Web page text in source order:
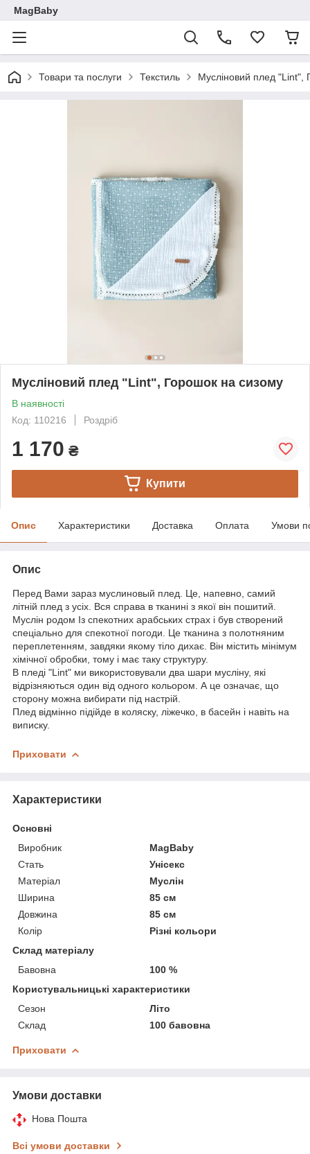
MagBaby
Товари та послуги Текстиль Мусліновий плед "Lint",
Мусліновий плед "Lint", Горошок на сизому
В наявності
Код: 110216
Роздріб
1 170 ₴
Купити
Опис Характеристики Доставка Оплата Умови
Опис
Перед Вами зараз муслиновый плед. Це, напевно, самий
літній плед з усіх. Вся справа в тканині з якої він пошитий.
Муслін родом Із спекотних арабських страх і був створений
спеціально для спекотної погоди. Це тканина з полотняним
переплетенням, завдяки якому тіло дихає. Він містить мінімум
хімічної обробки, тому і має таку структуру.
В пледі "Lint" ми використовували два шари мусліну, які
відрізняються один від одного кольором. А це означає, що
сторону можна вибирати під настрій.
Плед відмінно підійде в коляску, ліжечко, в басейн і навіть на
виписку.
Приховати
Характеристики
Основні
Виробник
MagBaby
Стать
Унісекс
Матеріал
Муслін
Ширина
85 см
Довжина
85 см
Колір
Різні кольори
Склад матеріалу
Бавовна
100 %
Користувальницькі характеристики
Сезон
Літо
Склад
100 бавовна
Приховати
Умови доставки
Нова Пошта
Всі умови доставки